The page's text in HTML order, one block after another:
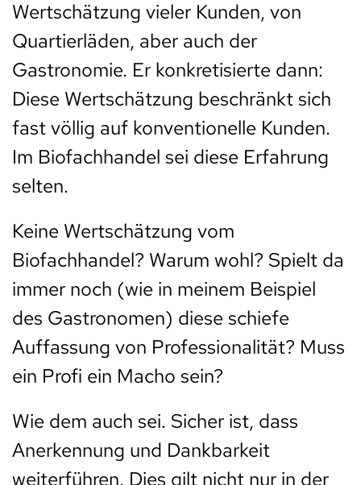
Wertschätzung vieler Kunden, von
Quartierläden, aber auch der
Gastronomie. Er konkretisierte dann:
Diese Wertschätzung beschränkt sich
fast völlig auf konventionelle Kunden.
Im Biofachhandel sei diese Erfahrung
selten.
Keine Wertschätzung vom
Biofachhandel? Warum wohl? Spielt da
immer noch (wie in meinem Beispiel
des Gastronomen) diese schiefe
Auffassung von Professionalität? Muss
ein Profi ein Macho sein?
Wie dem auch sei. Sicher ist, dass
Anerkennung und Dankbarkeit
weiterführen. Dies gilt nicht nur in der